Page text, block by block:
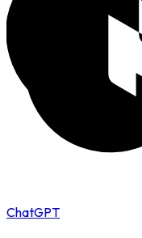
ChatGPT